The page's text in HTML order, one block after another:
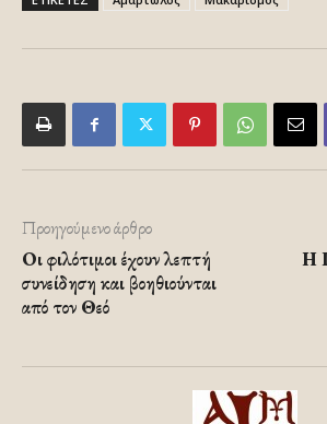
Προηγούμενο άρθρο
Οι φιλότιμοι έχουν λεπτή
συνείδηση και βοηθιούνται
από τον Θεό
Η